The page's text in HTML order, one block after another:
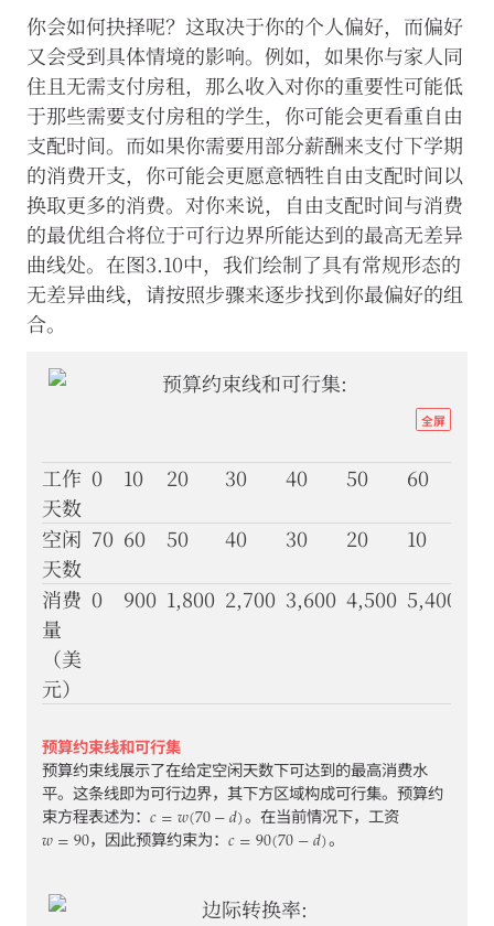
（例
如
访
问
需
登
录
才
可
获
取
的
资
源）。
我
Cookie
你会如何抉择呢？这取决于你的个人偏好，而偏好
又会受到具体情境的影响。例如，如果你与家人同
住且无需支付房租，那么收入对你的重要性可能低
于那些需要支付房租的学生，你可能会更看重自由
支配时间。而如果你需要用部分薪酬来支付下学期
的消费开支，你可能会更愿意牺牲自由支配时间以
换取更多的消费。对你来说，自由支配时间与消费
的最优组合将位于可行边界所能达到的最高无差异
曲线处。在图3.10中，我们绘制了具有常规形态的
无差异曲线，请按照步骤来逐步找到你最偏好的组
合。
全屏
3-
工作
天数
0 10 20 30 40 50 60
空闲
天数
70 60 50 40 30 20 10
消费
量
（美
元）
0 900 1,800 2,700 3,600 4,500 5,400
预算约束线和可行集
预算约束线展示了在给定空闲天数下可达到的最高消费水
平。这条线即为可行边界，其下方区域构成可行集。预算约
束方程表述为： 𝑐=𝑤(70−𝑑)
c=w(70−d 。在当前情况下，工资
𝑤=90
w=90 ，因此预算约束为：𝑐=90(70−𝑑)
c=90(70−d) 。